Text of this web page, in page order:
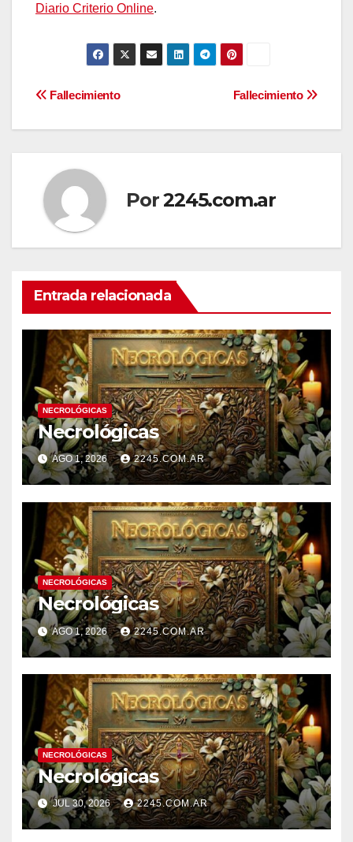
Diario Criterio Online.
Navegación
de
entradas
Fallecimiento
Fallecimiento
Por2245.com.ar
Entrada relacionada
NECROLÓGICAS
Necrológicas
AGO 1, 2026 2245.COM.AR
NECROLÓGICAS
Necrológicas
AGO 1, 2026 2245.COM.AR
NECROLÓGICAS
Necrológicas
JUL 30, 2026 2245.COM.AR